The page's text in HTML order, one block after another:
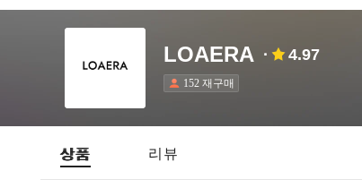
LOAERA 4.97
152 재구매
상품 리뷰